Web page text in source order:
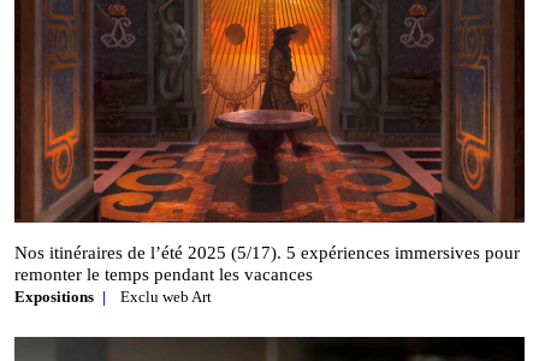
Nos itinéraires de l’été 2025 (5/17). 5 expériences immersives pour
remonter le temps pendant les vacances
Expositions Exclu web Art